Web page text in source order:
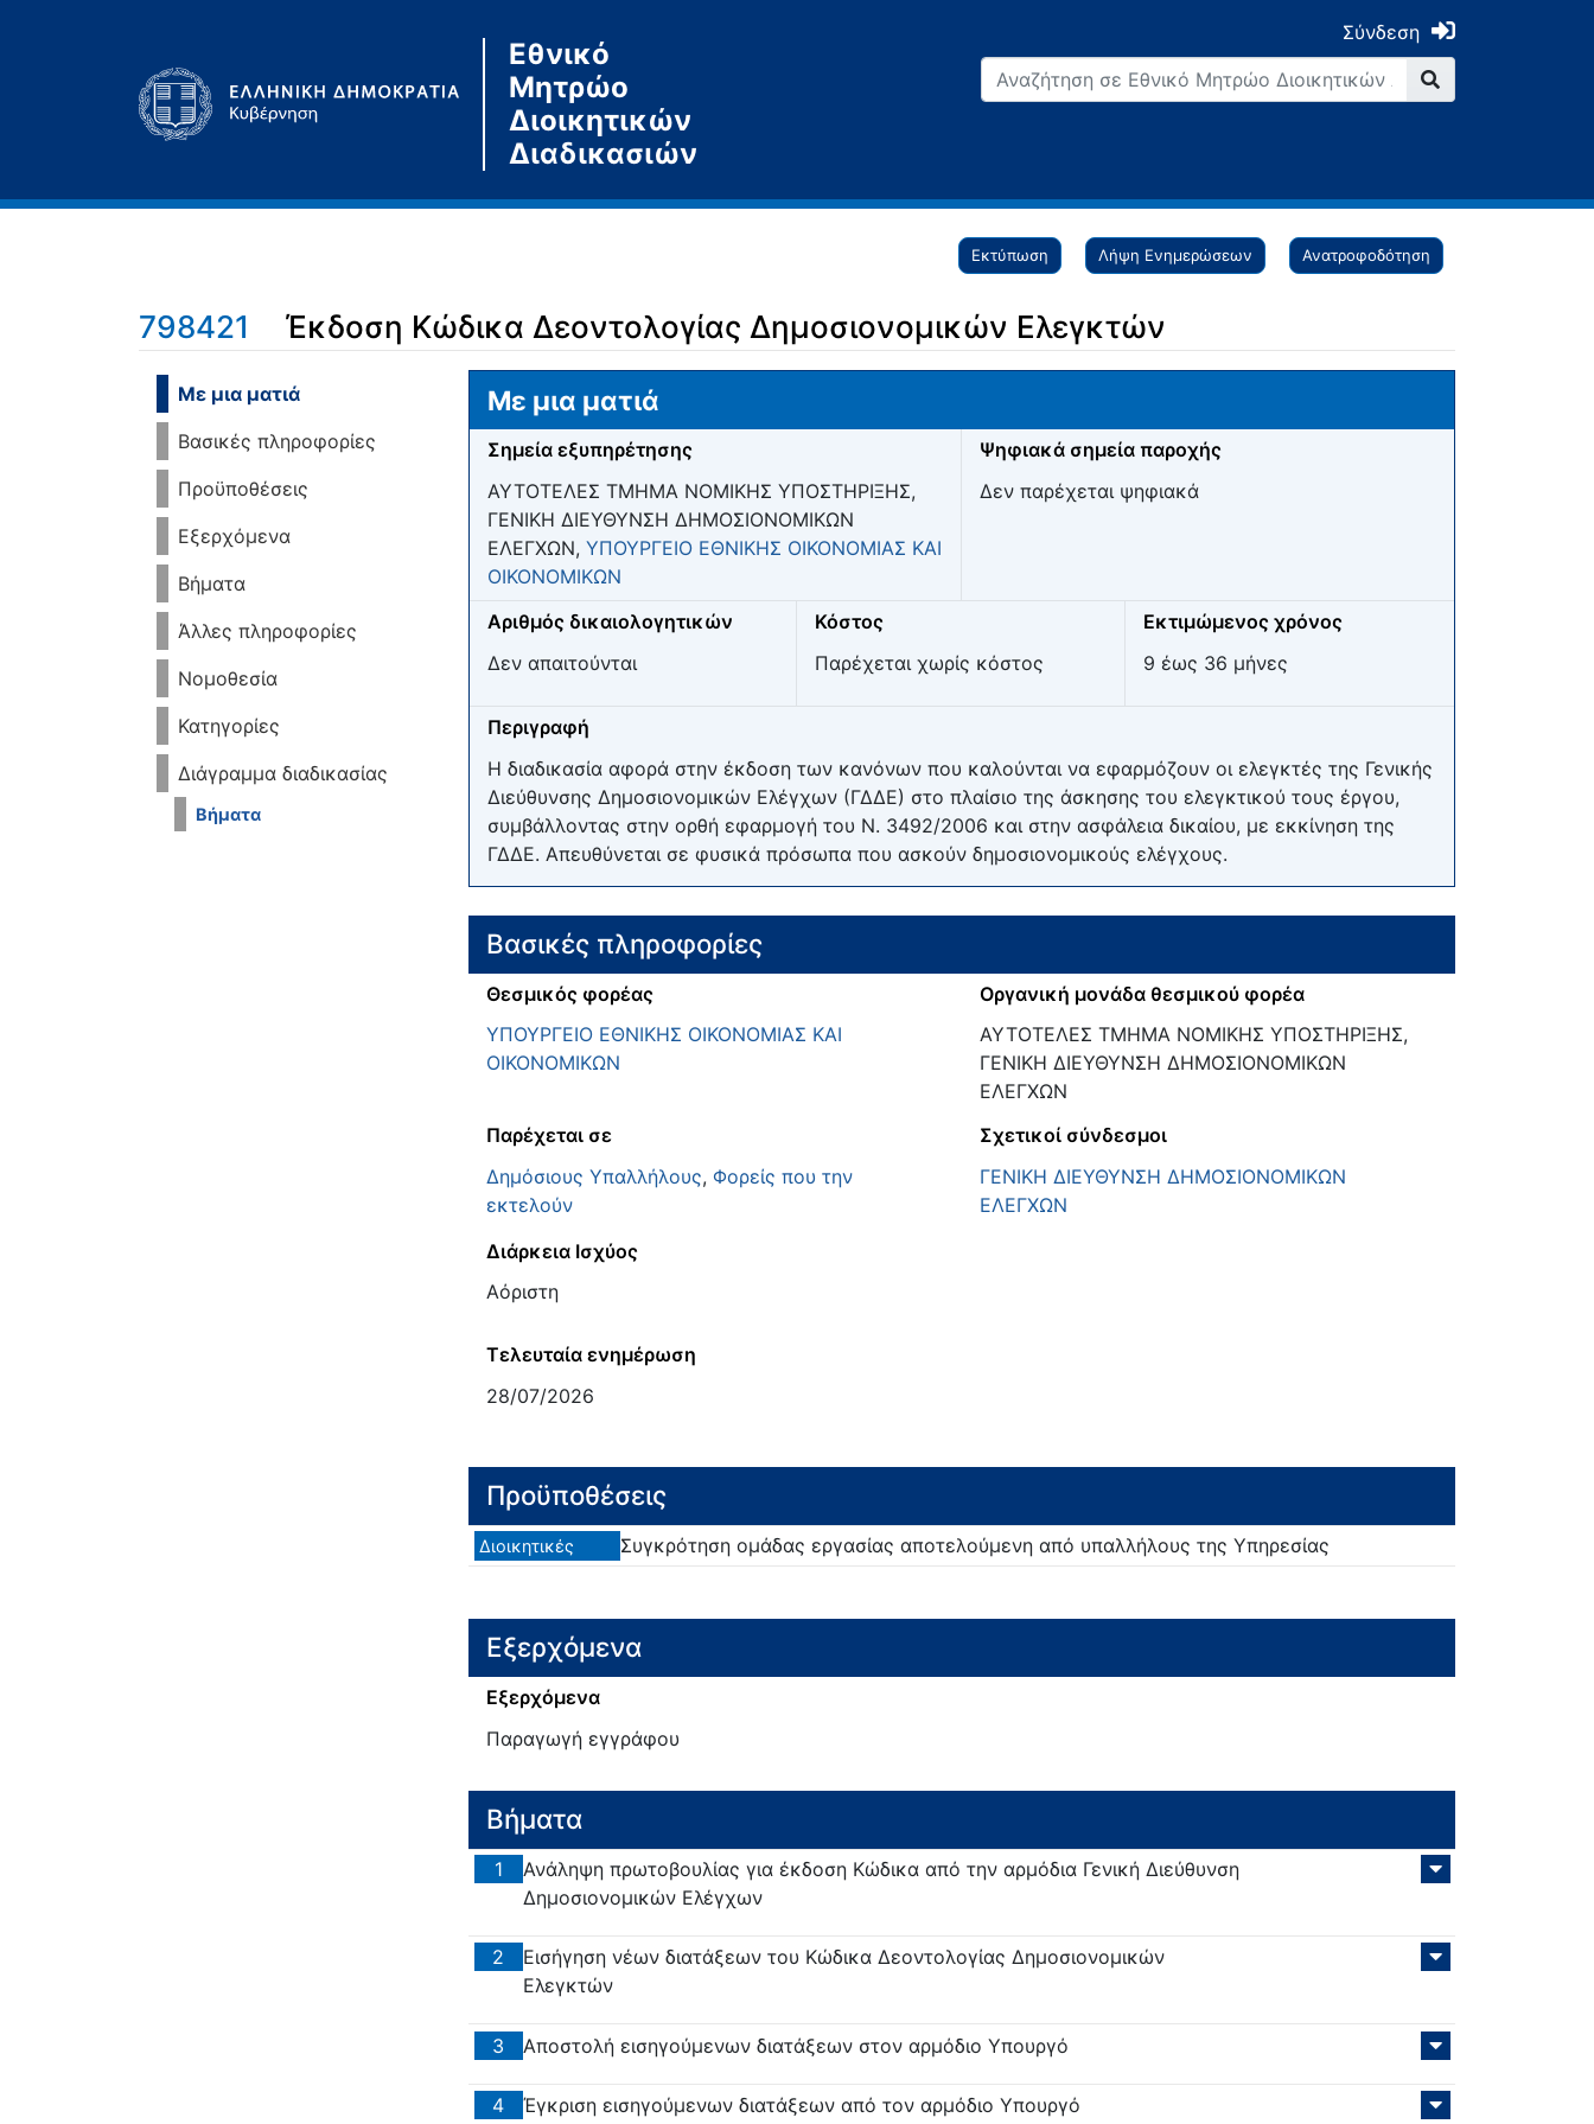
Εθνικό
Μητρώο
Διοικητικών
Διαδικασιών
Σύνδεση
Εκτύπωση Λήψη Ενημερώσεων Ανατροφοδότηση
798421 Έκδοση Κώδικα Δεοντολογίας Δημοσιονομικών Ελεγκτών
Μετάβαση σε: πλοήγηση
Με μια ματιά
Βασικές πληροφορίες
Προϋποθέσεις
Εξερχόμενα
Βήματα
Άλλες πληροφορίες
Νομοθεσία
Κατηγορίες
Διάγραμμα διαδικασίας
Βήματα
Με μια ματιά
Σημεία εξυπηρέτησης
ΑΥΤΟΤΕΛΕΣ ΤΜΗΜΑ ΝΟΜΙΚΗΣ ΥΠΟΣΤΗΡΙΞΗΣ,
ΓΕΝΙΚΗ ΔΙΕΥΘΥΝΣΗ ΔΗΜΟΣΙΟΝΟΜΙΚΩΝ
ΕΛΕΓΧΩΝ, ΥΠΟΥΡΓΕΙΟ ΕΘΝΙΚΗΣ ΟΙΚΟΝΟΜΙΑΣ ΚΑΙ
ΟΙΚΟΝΟΜΙΚΩΝ
Ψηφιακά σημεία παροχής
Δεν παρέχεται ψηφιακά
Αριθμός δικαιολογητικών
Δεν απαιτούνται
Κόστος
Παρέχεται χωρίς κόστος
Εκτιμώμενος χρόνος
9 έως 36 μήνες
Περιγραφή
Η διαδικασία αφορά στην έκδοση των κανόνων που καλούνται να εφαρμόζουν οι ελεγκτές της Γενικής
Διεύθυνσης Δημοσιονομικών Ελέγχων (ΓΔΔΕ) στο πλαίσιο της άσκησης του ελεγκτικού τους έργου,
συμβάλλοντας στην ορθή εφαρμογή του Ν. 3492/2006 και στην ασφάλεια δικαίου, με εκκίνηση της
ΓΔΔΕ. Απευθύνεται σε φυσικά πρόσωπα που ασκούν δημοσιονομικούς ελέγχους.
Βασικές πληροφορίες
Θεσμικός φορέας
ΥΠΟΥΡΓΕΙΟ ΕΘΝΙΚΗΣ ΟΙΚΟΝΟΜΙΑΣ ΚΑΙ
ΟΙΚΟΝΟΜΙΚΩΝ
Οργανική μονάδα θεσμικού φορέα
ΑΥΤΟΤΕΛΕΣ ΤΜΗΜΑ ΝΟΜΙΚΗΣ ΥΠΟΣΤΗΡΙΞΗΣ,
ΓΕΝΙΚΗ ΔΙΕΥΘΥΝΣΗ ΔΗΜΟΣΙΟΝΟΜΙΚΩΝ
ΕΛΕΓΧΩΝ
Παρέχεται σε
Δημόσιους Υπαλλήλους, Φορείς που την
εκτελούν
Σχετικοί σύνδεσμοι
ΓΕΝΙΚΗ ΔΙΕΥΘΥΝΣΗ ΔΗΜΟΣΙΟΝΟΜΙΚΩΝ
ΕΛΕΓΧΩΝ
Διάρκεια Ισχύος
Αόριστη
Τελευταία ενημέρωση
28/07/2026
Προϋποθέσεις
Διοικητικές Συγκρότηση ομάδας εργασίας αποτελούμενη από υπαλλήλους της Υπηρεσίας
Εξερχόμενα
Εξερχόμενα
Παραγωγή εγγράφου
Βήματα
1
Ανάληψη πρωτοβουλίας για έκδοση Κώδικα από την αρμόδια Γενική Διεύθυνση
Δημοσιονομικών Ελέγχων
2
Εισήγηση νέων διατάξεων του Κώδικα Δεοντολογίας Δημοσιονομικών
Ελεγκτών
3 Αποστολή εισηγούμενων διατάξεων στον αρμόδιο Υπουργό
4 Έγκριση εισηγούμενων διατάξεων από τον αρμόδιο Υπουργό